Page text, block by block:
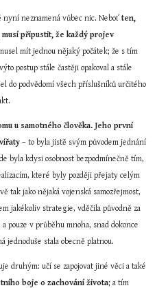
nyní neznamená vůbec nic. Neboť ten,
připustit, že každý projev
mít jednou nějaký počátek; že s tím
postup stále častěji opakoval a stále
do podvědomí všech příslušníků určitého
u samotného člověka. Jeho první
– to byla jistě svým původem jednání
byla kdysi osobnost bezpodmínečně tím,
které byly později přejaty celým
tak jako nějaká vojenská samozřejmost,
jakékoliv strategie, vděčila původně za
pouze v průběhu mnoha, snad dokonce
jednoduše stala obecně platnou.
druhým: učí se zapojovat jiné věci a také
boje o zachování života; a tím